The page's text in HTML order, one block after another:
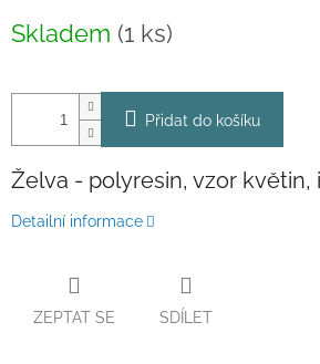
cena:
Skladem (1 ks)
Přidat do košíku
Želva - polyresin, vzor květin,
Detailní informace
ZEPTAT SE SDÍLET